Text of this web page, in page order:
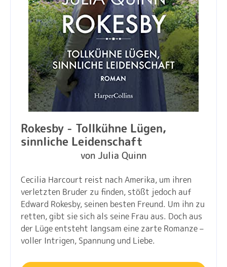
Rokesby - Tollkühne Lügen,
sinnliche Leidenschaft
von Julia Quinn
Cecilia Harcourt reist nach Amerika, um ihren
verletzten Bruder zu finden, stößt jedoch auf
Edward Rokesby, seinen besten Freund. Um ihn zu
retten, gibt sie sich als seine Frau aus. Doch aus
der Lüge entsteht langsam eine zarte Romanze –
voller Intrigen, Spannung und Liebe.